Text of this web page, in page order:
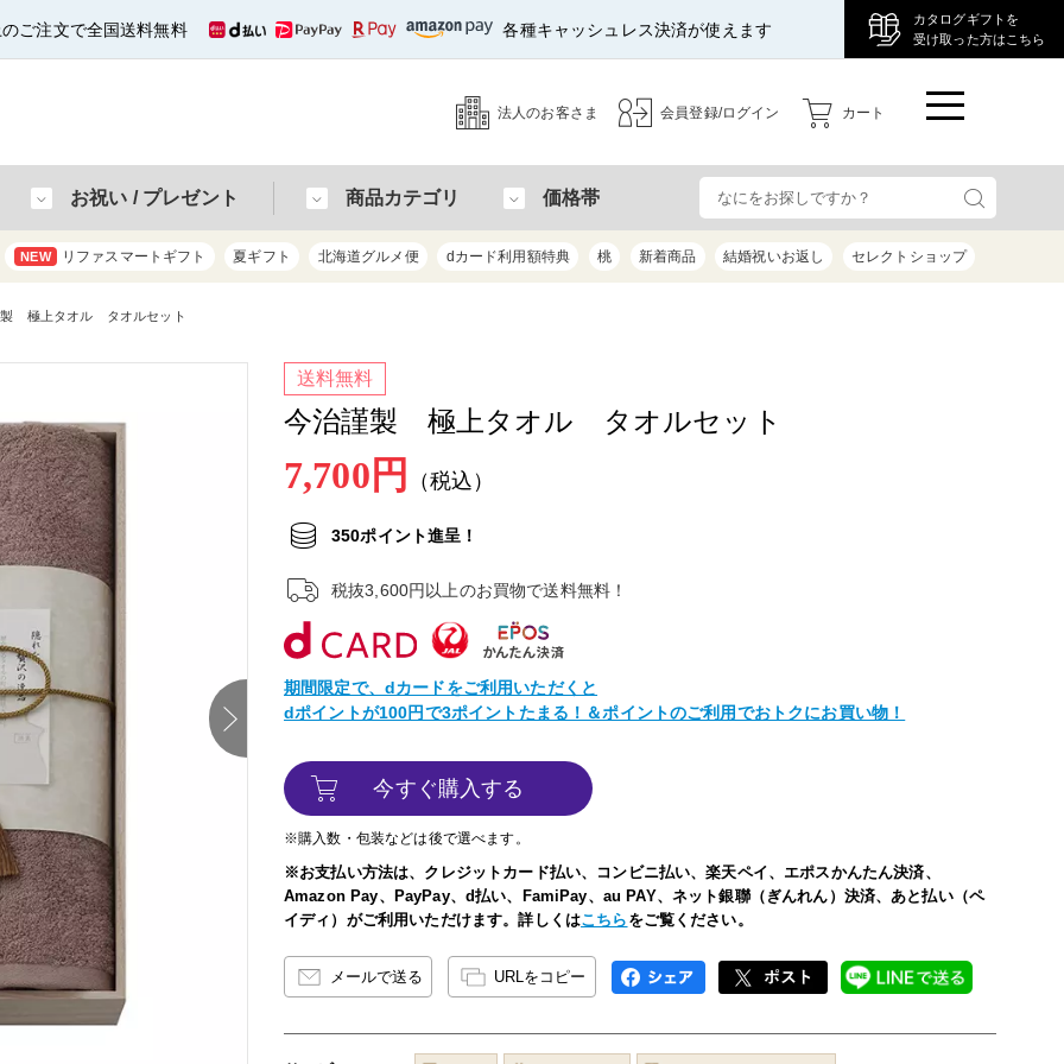
ご注文で全国送料無料 各種キャッシュレス決済が使えます
カタログギフトを
受け取った方はこちら
法人のお客さま 会員登録/ログイン カート
お祝い / プレゼント 商品カテゴリ 価格帯
NEW リファスマートギフト 夏ギフト 北海道グルメ便 dカード利用額特典 桃 新着商品 結婚祝いお返し セレクトショップ
製 極上タオル タオルセット
送料無料
今治謹製 極上タオル タオルセット
7,700円 （税込）
350ポイント進呈！
税抜3,600円以上のお買物で送料無料！
期間限定で、dカードをご利用いただくと
dポイントが100円で3ポイントたまる！＆ポイントのご利用でおトクにお買い物！
今すぐ購入する
※購入数・包装などは後で選べます。
※お支払い方法は、クレジットカード払い、コンビニ払い、楽天ペイ、エポスかんたん決済、
Amazon Pay、PayPay、d払い、FamiPay、au PAY、ネット銀聯（ぎんれん）決済、あと払い（ペ
イディ）がご利用いただけます。詳しくはこちら をご覧ください。
メールで送る URLをコピー